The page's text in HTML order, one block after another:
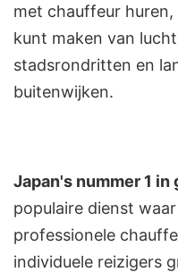
met chauffeur
kunt maken van
stadsrondritten en
buitenwijken.
Japan's nummer 1
populaire dienst
professionele
individuele reizigers